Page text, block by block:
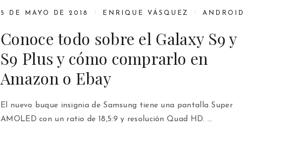
5 DE MAYO DE 2018 ENRIQUE VÁSQUEZ ANDROID
Conoce todo sobre el Galaxy S9 y
S9 Plus y cómo comprarlo en
Amazon o Ebay
El nuevo buque insignia de Samsung tiene una pantalla Super
AMOLED con un ratio de 18,5:9 y resolución Quad HD. …